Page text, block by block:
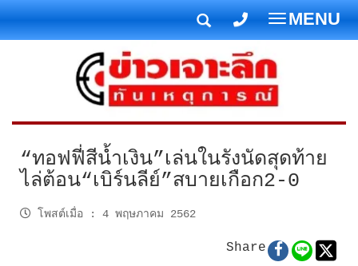
T
o
g
g
l
e
a
v
a
MENU
“ทอฟฟี่สีน้ำเงิน”เล่นในรังนัดสุดท้าย
ไล่ต้อน“เบิร์นลีย์”สบายเกือก2-0
โพสต์เมื่อ : 4 พฤษภาคม 2562
Share